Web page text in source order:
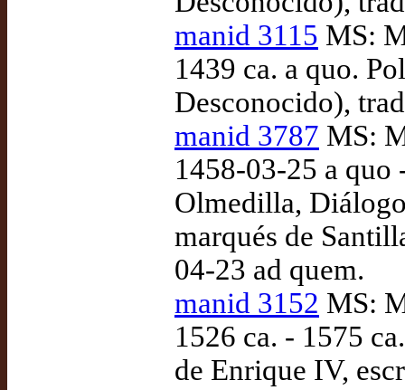
manid 3115 MS:
1439 ca. a quo.
Desconocido),
manid 3787 MS:
1458-03-25 a quo
Olmedilla,
marqués de
04-23 ad quem.
manid 3152 MS:
1526 ca. - 1575
de Enrique IV,